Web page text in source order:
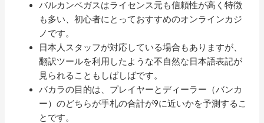
バルカンベガスはライセンス元も信頼性が高く特徴
も多い、初心者にとっておすすめのオンラインカジ
ノです。
日本人スタッフが対応している場合もありますが、
翻訳ツールを利用したような不自然な日本語表記が
見られることもしばしばです。
バカラの目的は、プレイヤーとディーラー（バンカ
ー）のどちらが手札の合計が9に近いかを予測するこ
とです。